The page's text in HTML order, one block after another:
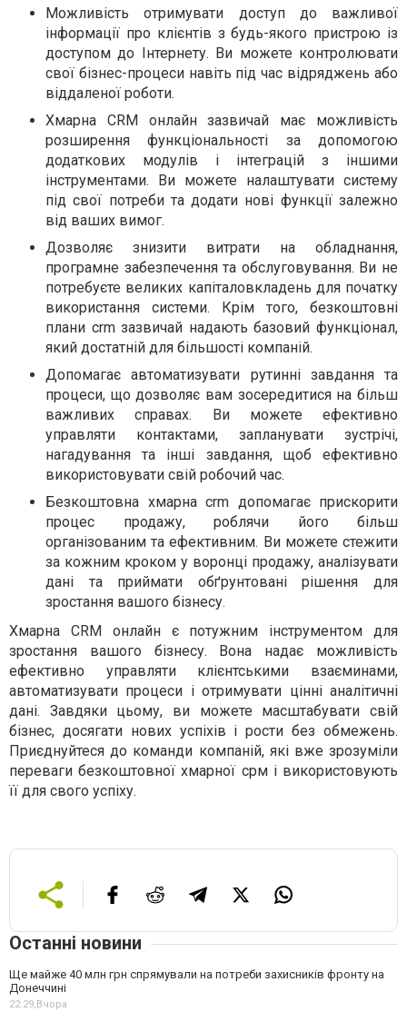
Можливість отримувати доступ до важливої
інформації про клієнтів з будь-якого пристрою із
доступом до Інтернету. Ви можете контролювати
свої бізнес-процеси навіть під час відряджень або
віддаленої роботи.
Хмарна CRM онлайн зазвичай має можливість
розширення функціональності за допомогою
додаткових модулів і інтеграцій з іншими
інструментами. Ви можете налаштувати систему
під свої потреби та додати нові функції залежно
від ваших вимог.
Дозволяє знизити витрати на обладнання,
програмне забезпечення та обслуговування. Ви не
потребуєте великих капіталовкладень для початку
використання системи. Крім того, безкоштовні
плани crm зазвичай надають базовий функціонал,
який достатній для більшості компаній.
Допомагає автоматизувати рутинні завдання та
процеси, що дозволяє вам зосередитися на більш
важливих справах. Ви можете ефективно
управляти контактами, запланувати зустрічі,
нагадування та інші завдання, щоб ефективно
використовувати свій робочий час.
Безкоштовна хмарна crm допомагає прискорити
процес продажу, роблячи його більш
організованим та ефективним. Ви можете стежити
за кожним кроком у воронці продажу, аналізувати
дані та приймати обґрунтовані рішення для
зростання вашого бізнесу.
Хмарна CRM онлайн є потужним інструментом для
зростання вашого бізнесу. Вона надає можливість
ефективно управляти клієнтськими взаєминами,
автоматизувати процеси і отримувати цінні аналітичні
дані. Завдяки цьому, ви можете масштабувати свій
бізнес, досягати нових успіхів і рости без обмежень.
Приєднуйтеся до команди компаній, які вже зрозуміли
переваги безкоштовної хмарної срм і використовують
її для свого успіху.
Останні новини
Ще майже 40 млн грн спрямували на потреби захисників фронту на
Донеччині
22:29, Вчора